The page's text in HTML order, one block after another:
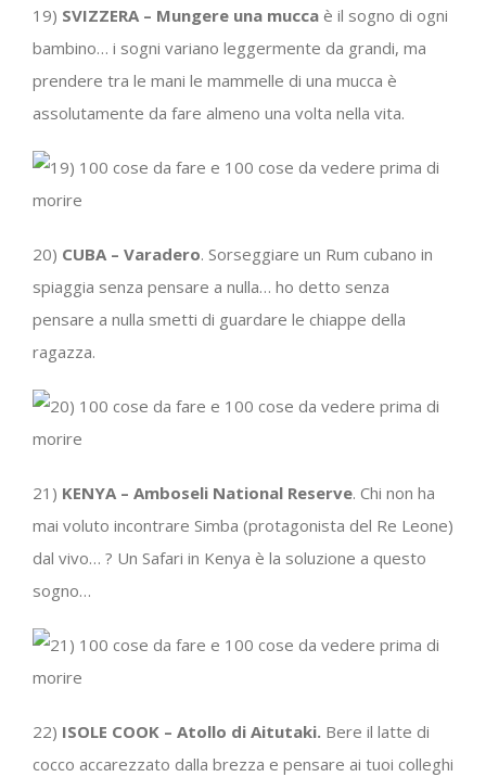
19) SVIZZERA – Mungere una mucca è il sogno di ogni
bambino… i sogni variano leggermente da grandi, ma
prendere tra le mani le mammelle di una mucca è
assolutamente da fare almeno una volta nella vita.
20) CUBA – Varadero. Sorseggiare un Rum cubano in
spiaggia senza pensare a nulla… ho detto senza
pensare a nulla smetti di guardare le chiappe della
ragazza.
21) KENYA – Amboseli National Reserve. Chi non ha
mai voluto incontrare Simba (protagonista del Re Leone)
dal vivo… ? Un Safari in Kenya è la soluzione a questo
sogno…
22) ISOLE COOK – Atollo di Aitutaki. Bere il latte di
cocco accarezzato dalla brezza e pensare ai tuoi colleghi